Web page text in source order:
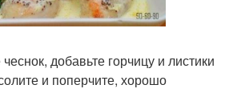
добавьте горчицу и листики
и поперчите, хорошо